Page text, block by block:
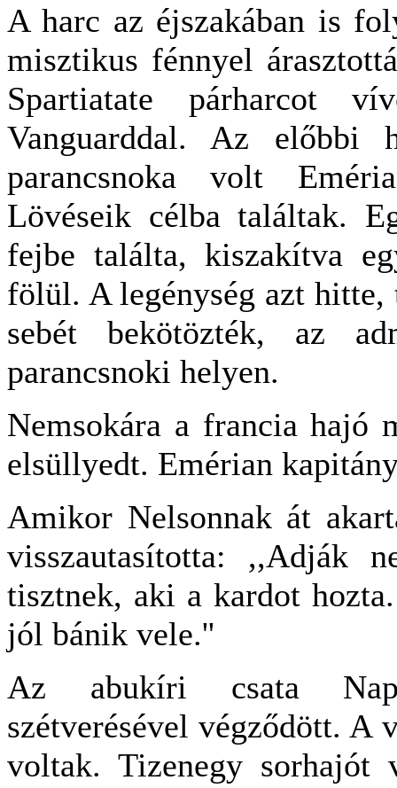
A harc az éjszakában is
misztikus fénnyel
Spartiatate párharcot
Vanguarddal. Az előbbi
parancsnoka volt
Lövéseik célba találtak.
fejbe találta, kiszakítva
fölül. A legénység azt
sebét bekötözték, az
parancsnoki helyen.
Nemsokára a francia hajó
elsüllyedt. Emérian
Amikor Nelsonnak át
visszautasította: ,,Adják
tisztnek, aki a kardot
jól bánik vele.''
Az abukíri csata
szétverésével végződött. A
voltak. Tizenegy